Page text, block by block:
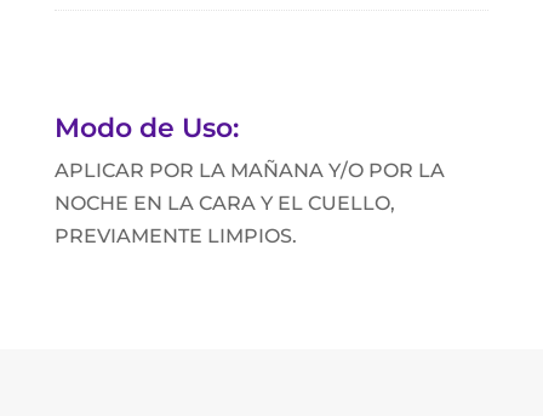
Modo de Uso:
APLICAR POR LA MAÑANA Y/O POR LA
NOCHE EN LA CARA Y EL CUELLO,
PREVIAMENTE LIMPIOS.